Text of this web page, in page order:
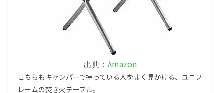
出典： Amazon
こちらもキャンパーで持っている人をよく見かける、ユニフ
レームの焚き火テーブル。